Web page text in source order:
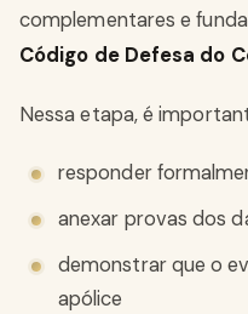
complementares e
Código de Defesa do
Nessa etapa, é
responder
anexar provas dos
demonstrar que o
apólice